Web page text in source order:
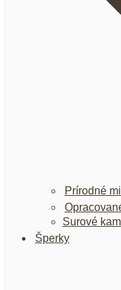
Prírodné
Surové
Šperky